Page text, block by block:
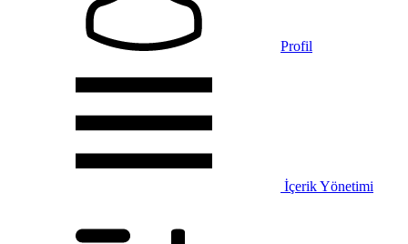
Profil
İçerik Yönetimi